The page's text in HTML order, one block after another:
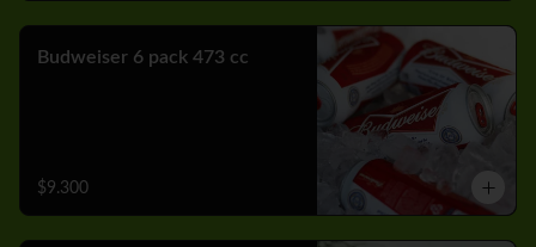
Budweiser 6 pack 473 cc
$9.300